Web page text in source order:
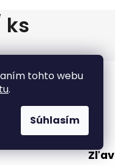
tohto webu
tu.
Súhlasím
ks
sa Strážiť